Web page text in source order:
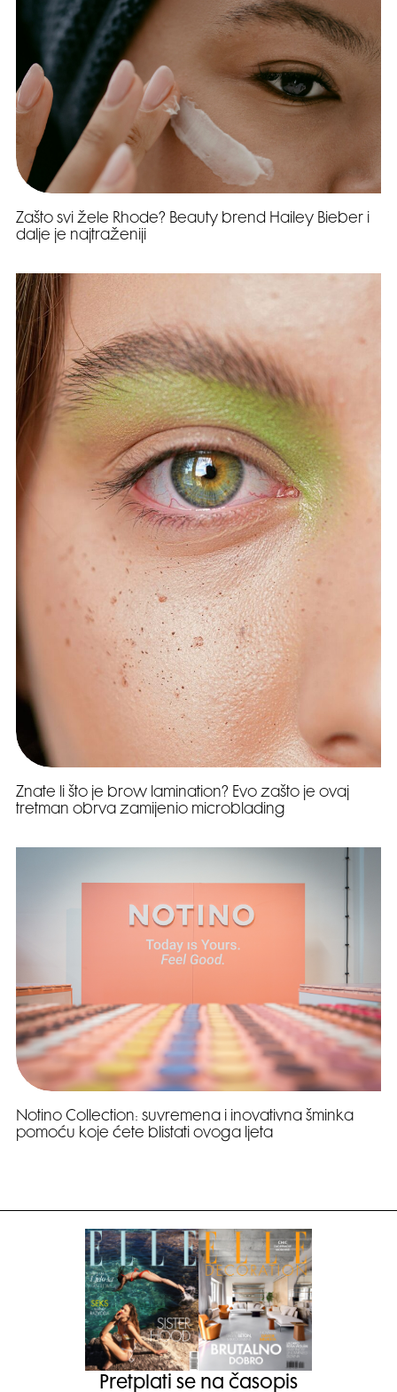
Zašto svi žele Rhode? Beauty brend Hailey Bieber i
dalje je najtraženiji
Znate li što je brow lamination? Evo zašto je ovaj
tretman obrva zamijenio microblading
Notino Collection: suvremena i inovativna šminka
pomoću koje ćete blistati ovoga ljeta
Pretplati se na časopis